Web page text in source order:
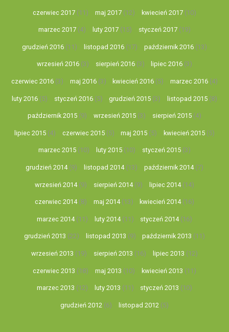
czerwiec 2017 (11) maj 2017 (12) kwiecień 2017(10)
marzec 2017 (4) luty 2017 (15) styczeń 2017(19)
grudzień 2016 (11) listopad 2016 (17) październik 2016(13)
wrzesień 2016(3) sierpień 2016(3) lipiec 2016 (3)
czerwiec 2016(3) maj 2016(3) kwiecień 2016 (5) marzec 2016 (4)
luty 2016(5) styczeń 2016(5) grudzień 2015 (3) listopad 2015 (8)
październik 2015 (9) wrzesień 2015 (3) sierpień 2015(4)
lipiec 2015(4) czerwiec 2015(5) maj 2015 (5) kwiecień 2015 (5)
marzec 2015 (10) luty 2015 (10) styczeń 2015(3)
grudzień 2014(9) listopad 2014(13) październik 2014(7)
wrzesień 2014(9) sierpień 2014(9) lipiec 2014(14)
czerwiec 2014(8) maj 2014(13) kwiecień 2014(16)
marzec 2014(11) luty 2014(11) styczeń 2014(16)
grudzień 2013 (22) listopad 2013 (9) październik 2013 (11)
wrzesień 2013 (19) sierpień 2013 (16) lipiec 2013 (12)
czerwiec 2013 (18) maj 2013 (10) kwiecień 2013 (11)
marzec 2013 (12) luty 2013 (11) styczeń 2013 (10)
grudzień 2012 (6) listopad 2012 (5)